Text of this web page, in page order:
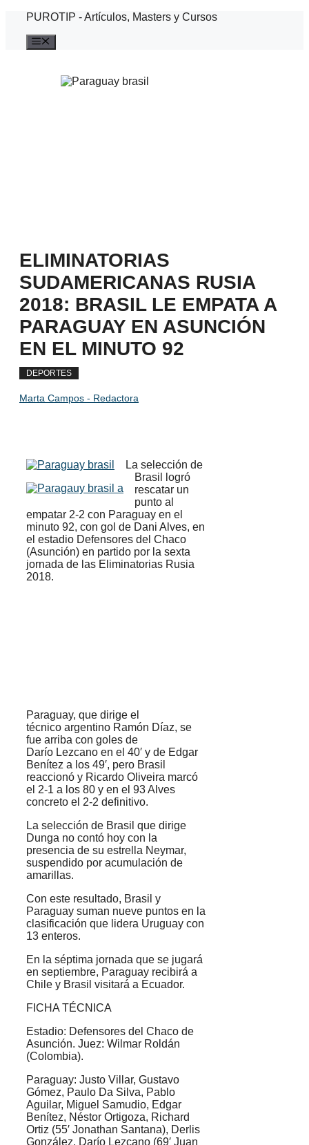
Saltar
contenido
PUROTIP - Artículos, Masters y Cursos
ELIMINATORIAS
SUDAMERICANAS RUSIA
2018: BRASIL LE EMPATA A
PARAGUAY EN ASUNCIÓN
EN EL MINUTO 92
DEPORTES
Marta Campos - Redactora
La selección de
Brasil logró
rescatar un
punto al
empatar 2-2 con Paraguay en el
minuto 92, con gol de Dani Alves, en
el estadio Defensores del Chaco
(Asunción) en partido por la sexta
jornada de las Eliminatorias Rusia
2018.
Paraguay, que dirige el
técnico argentino Ramón Díaz, se
fue arriba con goles de
Darío Lezcano en el 40′ y de Edgar
Benítez a los 49′, pero Brasil
reaccionó y Ricardo Oliveira marcó
el 2-1 a los 80 y en el 93 Alves
concreto el 2-2 definitivo.
La selección de Brasil que dirige
Dunga no contó hoy con la
presencia de su estrella Neymar,
suspendido por acumulación de
amarillas.
Con este resultado, Brasil y
Paraguay suman nueve puntos en la
clasificación que lidera Uruguay con
13 enteros.
En la séptima jornada que se jugará
en septiembre, Paraguay recibirá a
Chile y Brasil visitará a Ecuador.
FICHA TÉCNICA
Estadio: Defensores del Chaco de
Asunción. Juez: Wilmar Roldán
(Colombia).
Paraguay: Justo Villar, Gustavo
Gómez, Paulo Da Silva, Pablo
Aguilar, Miguel Samudio, Edgar
Benítez, Néstor Ortigoza, Richard
Ortiz (55′ Jonathan Santana), Derlis
González, Darío Lezcano (69′ Juan